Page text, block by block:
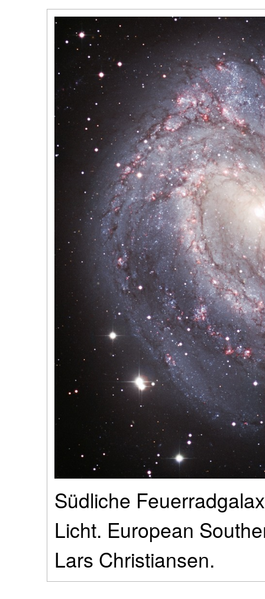
Südliche
Licht. European
Lars Christiansen.